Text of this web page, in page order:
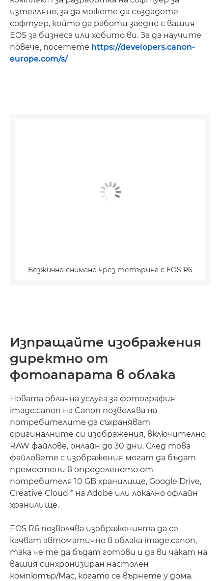
изтегляне, за да можете да създадете
софтуер, който да работи заедно с вашия
EOS за бизнеса или хобито ви. За да научите
повече, посетете https://developers.canon-
europe.com/s/
Безжично снимане чрез тетъринг с EOS R6
Изпращайте изображения
директно от
фотоапарата в облака
Новата облачна услуга за фотография
image.canon на Canon позволява на
потребителите да съхраняват
оригиналните си изображения, включително
RAW файлове, онлайн до 30 дни. След това
файловете с изображения могат да бъдат
преместени в определеното от
потребителя 10 GB хранилище, Google Drive,
Creative Cloud * на Adobe или локално офлайн
хранилище.
EOS R6 позволява изображенията да се
качват автоматично в облака image.canon,
така че те да бъдат готови и да ви чакат на
вашия синхронизиран настолен
компютър/Mac, когато се върнете у дома.